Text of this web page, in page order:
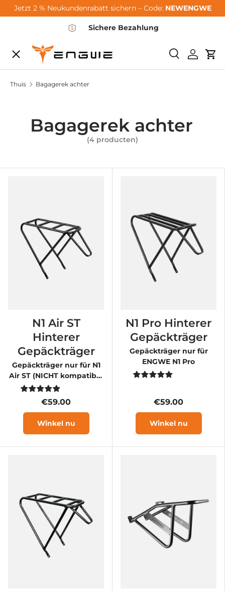
Ga naar de inhoud
Jetzt 2 % Neukundenrabatt sichern – Code: NEWENGWE
Sichere Bezahlung
Zoeken
Menu
City-Sale
Thuis Bagagerek achter
Bagagerek achter
(4 producten)
N1 Air ST
Hinterer
Gepäckträger
Gepäckträger nur für N1
Air ST (NICHT kompatibel
mit N1 Air)
€59.00
Winkel nu
N1 Pro Hinterer
Gepäckträger
Gepäckträger nur für
ENGWE N1 Pro
€59.00
Winkel nu